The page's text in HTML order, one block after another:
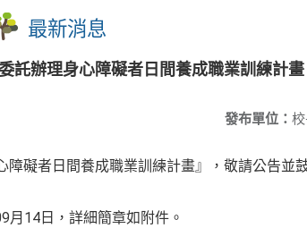
最新消息
託辦理身心障礙者日間養成職業訓練計畫
發布單位：
礙者日間養成職業訓練計畫』，敬請公告並
月14日，詳細簡章如附件。